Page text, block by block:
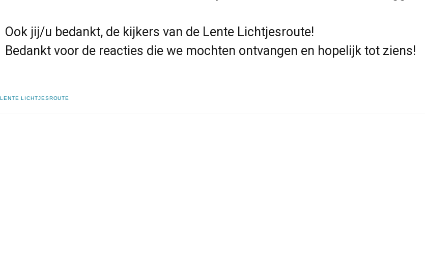
Ook jij/u bedankt, de kijkers van de Lente Lichtjesroute!
Bedankt voor de reacties die we mochten ontvangen en hopelijk tot ziens!
LENTE LICHTJESROUTE